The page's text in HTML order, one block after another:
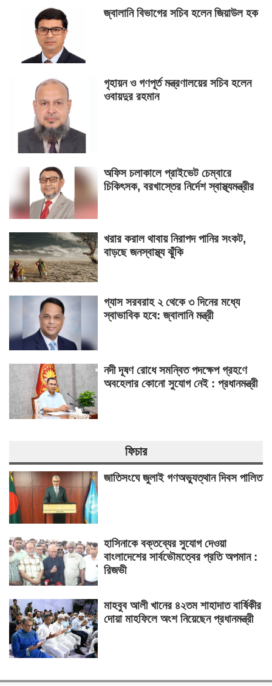
জ্বালানি বিভাগের সচিব হলেন জিয়াউল হক
গৃহায়ন ও গণপূর্ত মন্ত্রণালয়ের সচিব হলেন
ওবায়দুর রহমান
অফিস চলাকালে প্রাইভেট চেম্বারে
চিকিৎসক, বরখাস্তের নির্দেশ স্বাস্থ্যমন্ত্রীর
খরার করাল থাবায় নিরাপদ পানির সংকট,
বাড়ছে জনস্বাস্থ্য ঝুঁকি
গ্যাস সরবরাহ ২ থেকে ৩ দিনের মধ্যে
স্বাভাবিক হবে: জ্বালানি মন্ত্রী
নদী দূষণ রোধে সমন্বিত পদক্ষেপ গ্রহণে
অবহেলার কোনো সুযোগ নেই : প্রধানমন্ত্রী
ফিচার
জাতিসংঘে জুলাই গণঅভ্যুত্থান দিবস পালিত
হাসিনাকে বক্তব্যের সুযোগ দেওয়া
বাংলাদেশের সার্বভৌমত্বের প্রতি অপমান :
রিজভী
মাহবুব আলী খানের ৪২তম শাহাদাত বার্ষিকীর
দোয়া মাহফিলে অংশ নিয়েছেন প্রধানমন্ত্রী